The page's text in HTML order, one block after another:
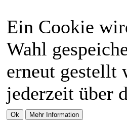
Ein Cookie
Wahl
erneut gestellt
jederzeit über